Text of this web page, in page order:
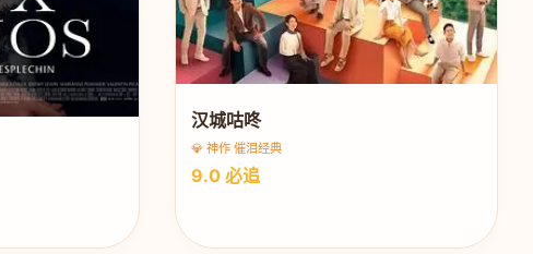
汉城咕咚
💎 神作 催泪经典
9.0 必追